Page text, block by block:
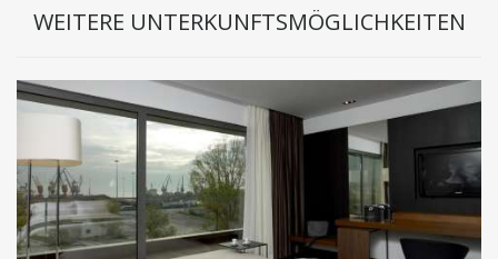
WEITERE UNTERKUNFTSMÖGLICHKEITEN